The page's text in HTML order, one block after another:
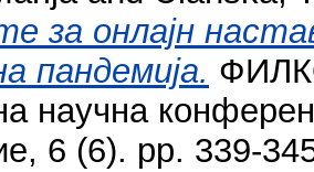
за онлајн
пандемија.
научна
6 (6). pp. 339-